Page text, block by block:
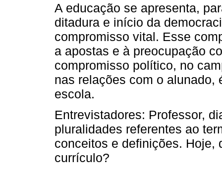
A educação se apresenta,
ditadura e início da
compromisso vital. Esse
a apostas e à preocupação
compromisso político, no
nas relações com o alunado,
escola.
Entrevistadores: Professor,
pluralidades referentes ao
conceitos e definições. Hoje,
currículo?